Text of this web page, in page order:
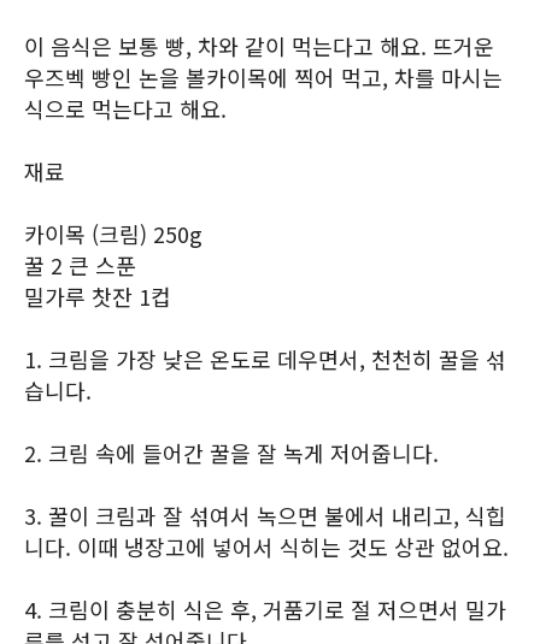
이 음식은 보통 빵, 차와 같이 먹는다고 해요. 뜨거운
우즈벡 빵인 논을 볼카이목에 찍어 먹고, 차를 마시는
식으로 먹는다고 해요.
재료
카이목 (크림) 250g
꿀 2 큰 스푼
밀가루 찻잔 1컵
1. 크림을 가장 낮은 온도로 데우면서, 천천히 꿀을 섞
습니다.
2. 크림 속에 들어간 꿀을 잘 녹게 저어줍니다.
3. 꿀이 크림과 잘 섞여서 녹으면 불에서 내리고, 식힙
니다. 이때 냉장고에 넣어서 식히는 것도 상관 없어요.
4. 크림이 충분히 식은 후, 거품기로 절 저으면서 밀가